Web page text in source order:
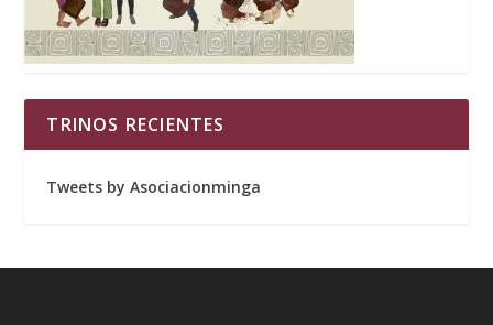
TRINOS RECIENTES
Tweets by Asociacionminga